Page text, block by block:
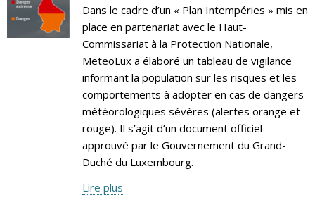
Dans le cadre d’un « Plan Intempéries » mis en
place en partenariat avec le Haut-
Commissariat à la Protection Nationale,
MeteoLux a élaboré un tableau de vigilance
informant la population sur les risques et les
comportements à adopter en cas de dangers
météorologiques sévères (alertes orange et
rouge). Il s’agit d’un document officiel
approuvé par le Gouvernement du Grand-
Duché du Luxembourg.
Lire plus